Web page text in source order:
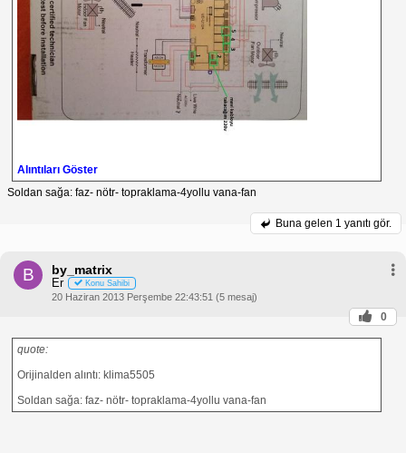
Alıntıları Göster
Soldan sağa: faz- nötr- topraklama-4yollu vana-fan
Buna gelen 1 yanıtı gör.
B by_matrix
Er Konu Sahibi
20 Haziran 2013 Perşembe 22:43:51 (5 mesaj)
0
quote:
Orijinalden alıntı: klima5505
Soldan sağa: faz- nötr- topraklama-4yollu vana-fan